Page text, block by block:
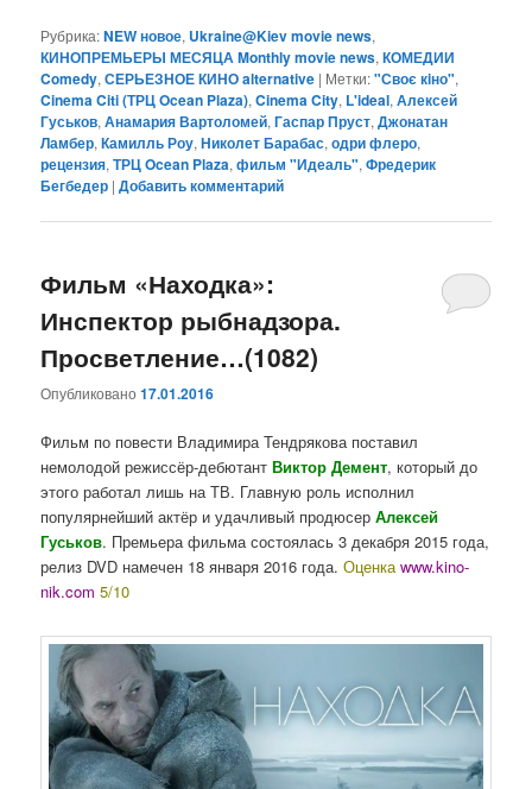
Рубрика:NEW новое, Ukraine@Kiev movie news,
КИНОПРЕМЬЕРЫ МЕСЯЦА Monthly movie news,КОМЕДИИ
Comedy,СЕРЬЕЗНОЕ КИНО alternative | Метки:"Своє кiно",
Cinema Citi (ТРЦ Ocean Plaza),Cinema City, L'ideal,Алексей
Гуськов,Анамария Вартоломей,Гаспар Пруст,Джонатан
Ламбер,Камилль Роу,Николет Барабас,одри флеро,
рецензия,ТРЦ Ocean Plaza,фильм "Идеаль",Фредерик
Бегбедер |Добавить комментарий
Фильм «Находка»:
Инспектор рыбнадзора.
Просветление…(1082)
Опубликовано17.01.2016
Фильм по повести Владимира Тендрякова поставил
немолодой режиссёр-дебютантВиктор Демент, который до
этого работал лишь на ТВ. Главную роль исполнил
популярнейший актёр и удачливый продюсерАлексей
Гуськов. Премьера фильма состоялась 3 декабря 2015 года,
релиз DVD намечен 18 января 2016 года. Оценкаwww.kino-
nik.com5/10